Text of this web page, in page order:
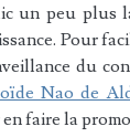
un peu plus
Pour
du
Nao de
faire la